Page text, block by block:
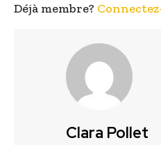
Déjà membre?
Clara Pollet